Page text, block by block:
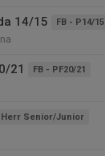
14/15 FB - P14/15
21 FB - PF20/21
Herr Senior/Junior